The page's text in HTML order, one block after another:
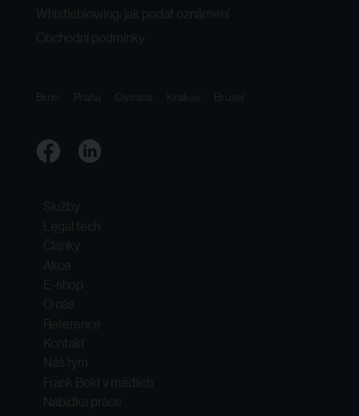
Whistleblowing: jak podat oznámení
Obchodní podmínky
Brno Praha Ostrava Krakov Brusel
Služby
Legal tech
Články
Akce
E-shop
O nás
Reference
Kontakt
Náš tým
Frank Bold v médiích
Nabídka práce